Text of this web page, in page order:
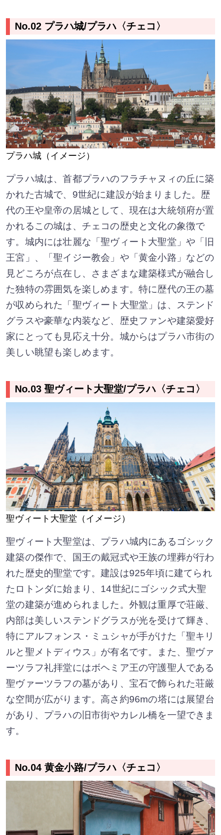
No.02 プラハ城/プラハ〈チェコ〉
プラハ城（イメージ）
プラハ城は、首都プラハのフラチャヌィの丘に築
かれた古城で、9世紀に建設が始まりました。歴
代の王や皇帝の居城として、現在は大統領府が置
かれるこの城は、チェコの歴史と文化の象徴で
す。城内には壮麗な「聖ヴィート大聖堂」や「旧
王宮」、「聖イジー教会」や「黄金小路」などの
見どころが点在し、さまざまな建築様式が融合し
た独特の雰囲気を楽しめます。特に歴代の王の墓
が収められた「聖ヴィート大聖堂」は、ステンド
グラスや豪華な内装など、歴史ファンや建築愛好
家にとっても見応え十分。城からはプラハ市街の
美しい眺望も楽しめます。
No.03 聖ヴィート大聖堂/プラハ〈チェコ〉
聖ヴィート大聖堂（イメージ）
聖ヴィート大聖堂は、プラハ城内にあるゴシック
建築の傑作で、国王の戴冠式や王族の埋葬が行わ
れた歴史的聖堂です。建設は925年頃に建てられ
たロトンダに始まり、14世紀にゴシック式大聖
堂の建築が進められました。外観は重厚で荘厳、
内部は美しいステンドグラスが光を受けて輝き、
特にアルフォンス・ミュシャが手がけた「聖キリ
ルと聖メトディウス」が有名です。また、聖ヴァ
ーツラフ礼拝堂にはボヘミア王の守護聖人である
聖ヴァーツラフの墓があり、宝石で飾られた荘厳
な空間が広がります。高さ約96mの塔には展望台
があり、プラハの旧市街やカレル橋を一望できま
す。
No.04 黄金小路/プラハ〈チェコ〉